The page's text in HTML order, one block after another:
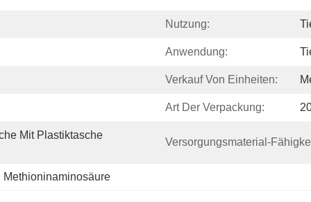
Nutzung:
Anwendung:
Verkauf Von Einheiten:
Art Der Verpackung:
Mit Plastiktasche
Versorgungsmaterial-
Methioninaminosäure